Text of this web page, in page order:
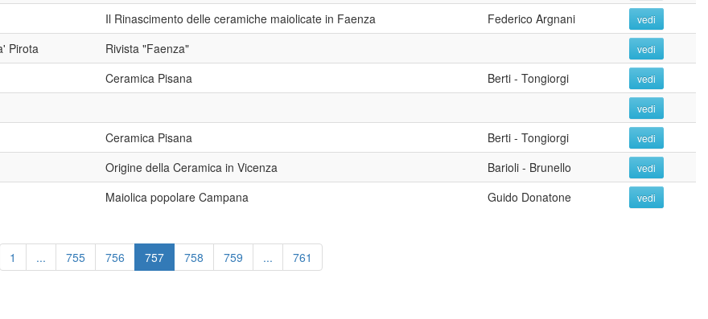
Il Rinascimento delle ceramiche maiolicate in Faenza Federico Argnani vedi
Pirota Rivista "Faenza" vedi
Ceramica Pisana Berti - Tongiorgi vedi
vedi
Ceramica Pisana Berti - Tongiorgi vedi
Origine della Ceramica in Vicenza Barioli - Brunello vedi
Maiolica popolare Campana Guido Donatone vedi
1 ... 755 756 757 758 759 ... 761